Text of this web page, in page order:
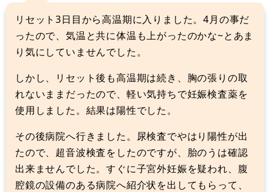
リセット3日目から高温期に入りました。4月の事だ
ったので、気温と共に体温も上がったのかな~とあま
り気にしていませんでした。
しかし、リセット後も高温期は続き、胸の張りの取
れないままだったので、軽い気持ちで妊娠検査薬を
使用しました。結果は陽性でした。
その後病院へ行きました。尿検査でやはり陽性が出
たので、超音波検査をしたのですが、胎のうは確認
出来ませんでした。すぐに子宮外妊娠を疑われ、腹
腔鏡の設備のある病院へ紹介状を出してもらって、